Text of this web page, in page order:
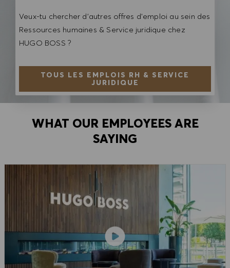
Veux-tu chercher d'autres offres d'emploi au sein des
Ressources humaines & Service juridique chez
HUGO BOSS ?
TOUS LES EMPLOIS RH & SERVICE
JURIDIQUE
WHAT OUR EMPLOYEES ARE
SAYING